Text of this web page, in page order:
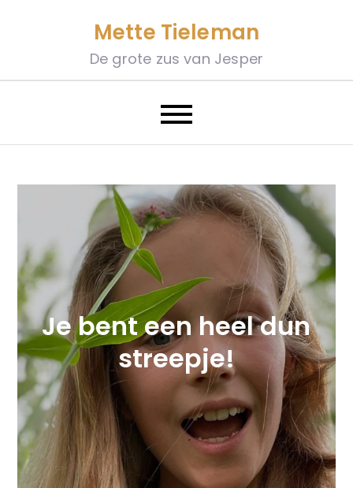
Mette Tieleman
De grote zus van Jesper
Je bent een heel dun
streepje!